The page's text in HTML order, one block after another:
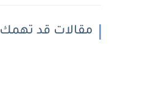
مقالات قد تهمك